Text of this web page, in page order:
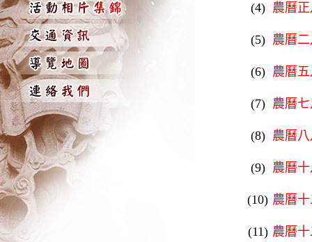
(4) 農曆
(5) 農曆
(6) 農曆
(7) 農曆
(8) 農曆
(9) 農曆
(10) 農曆
(11) 農曆